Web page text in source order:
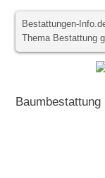
Bestattungen-
Thema Bestattung